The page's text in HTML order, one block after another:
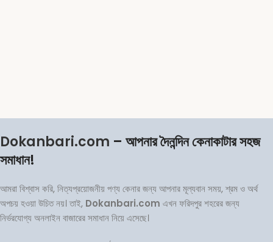
Dokanbari.com – আপনার দৈনন্দিন কেনাকাটার সহজ
সমাধান!
আমরা বিশ্বাস করি, নিত্যপ্রয়োজনীয় পণ্য কেনার জন্য আপনার মূল্যবান সময়, শ্রম ও অর্থ
অপচয় হওয়া উচিত নয়। তাই, Dokanbari.com এখন ফরিদপুর শহরের জন্য
নির্ভরযোগ্য অনলাইন বাজারের সমাধান নিয়ে এসেছে।